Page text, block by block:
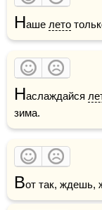
Наше лето
Наслаждайся
зима.
Вот так, ждешь,